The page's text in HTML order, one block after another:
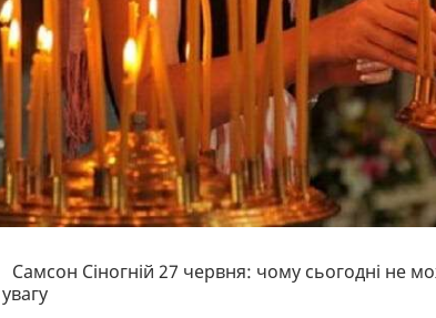
Самсон Сіногній 27 червня: чому сьогодні не